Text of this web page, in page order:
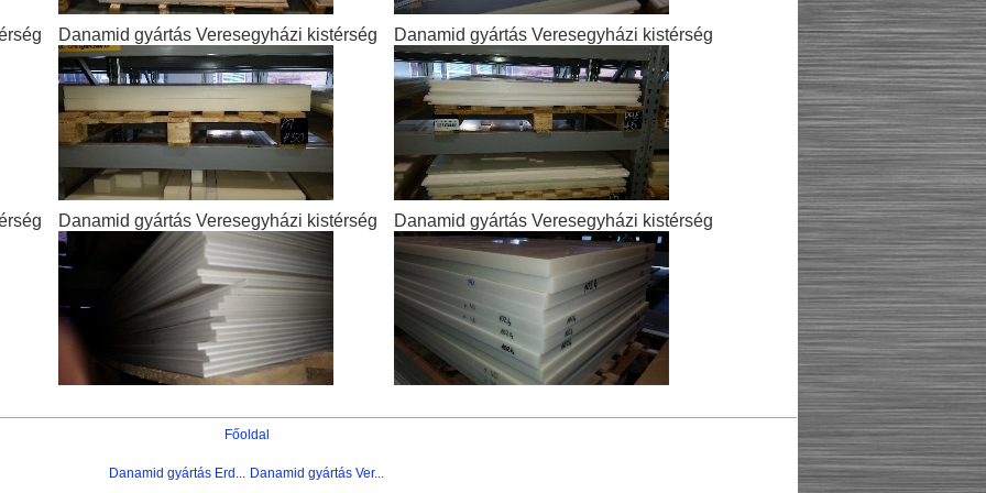
Danamid gyártás Veresegyházi kistérség Danamid gyártás Veresegyházi kistérség
Danamid gyártás Veresegyházi kistérség Danamid gyártás Veresegyházi kistérség
Főoldal
Danamid gyártás Erd... Danamid gyártás Ver...